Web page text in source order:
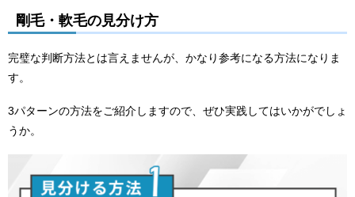
剛毛・軟毛の見分け方
完璧な判断方法とは言えませんが、かなり参考になる方法になりま
す。
3パターンの方法をご紹介しますので、ぜひ実践してはいかがでしょ
うか。